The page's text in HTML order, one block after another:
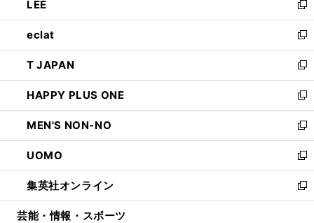
く
で
開
く
ド
ウ
で
開
く
ィ
ン
ド
ウ
で
開
く
い
ウ
ィ
ン
ド
ウ
で
開
く
LEE
新
し
い
ウ
ィ
ン
ド
ウ
で
開
く
eclat
新
し
い
ウ
ィ
ン
ド
ウ
で
開
く
T JAPAN
新
し
い
ウ
ィ
ン
ド
ウ
で
開
HAPPY PLUS ONE
新
し
い
ウ
ィ
ン
ド
ウ
MEN'S NON-NO
新
し
い
ウ
ィ
ン
UOMO
新
し
い
ウ
集英社オンライン
新
し
芸能・情報・スポーツ